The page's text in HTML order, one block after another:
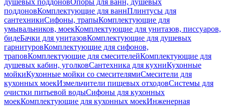
душевых поддоновОпоры для ванн, душевых
поддоновКомплектующие для ваннПлинтусы для
сантехникиСифоны, трапыКомплектующие для
умывальников, моекКомплектующие для унитазов, писсуаров,
бидеБачки для унитазовКомплектующие для душевых
гарнитуровКомплектующие для сифонов,
траповКомплектующие для смесителейКомплектующие для
душевых кабин, уголковСантехника для кухниКухонные
мойкиКухонные мойки со смесителямиСмесители для
кухонных моекИзмельчители пищевых отходовСистемы для
очистки питьевой водыСифоны для кухонных
моекКомплектующие для кухонных моекИнженерная